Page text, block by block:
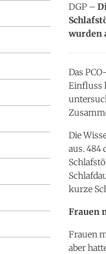
DGP –
wurden
Das
Einfluss
Die
aus. 484
kurze
Frauen
Frauen
aber